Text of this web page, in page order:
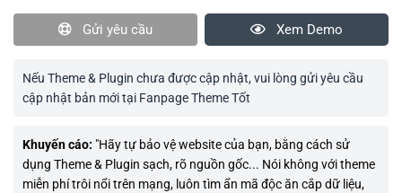
Gửi yêu cầu Xem Demo
Nếu Theme & Plugin chưa được cập nhật, vui lòng gửi yêu cầu
cập nhật bản mới tại Fanpage Theme Tốt
Khuyến cáo: "Hãy tự bảo vệ website của bạn, bằng cách sử
dụng Theme & Plugin sạch, rõ nguồn gốc... Nói không với theme
miễn phí trôi nổi trên mạng, luôn tìm ẩn mã độc ăn cắp dữ liệu,